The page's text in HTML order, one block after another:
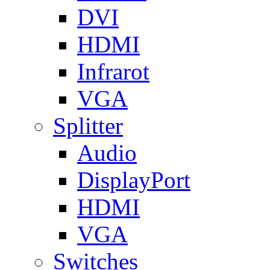
DVI
HDMI
Infrarot
VGA
Splitter
Audio
DisplayPort
HDMI
VGA
Switches